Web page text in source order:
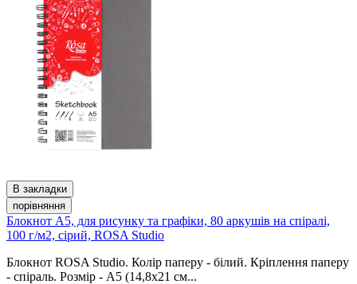
В закладки
порівняння
Блокнот А5, для рисунку та графіки, 80 аркушів на спіралі,
100 г/м2, сірий, ROSA Studio
Блокнот ROSA Studio. Колір паперу - білий. Кріплення паперу
- спіраль. Розмір - A5 (14,8х21 см...